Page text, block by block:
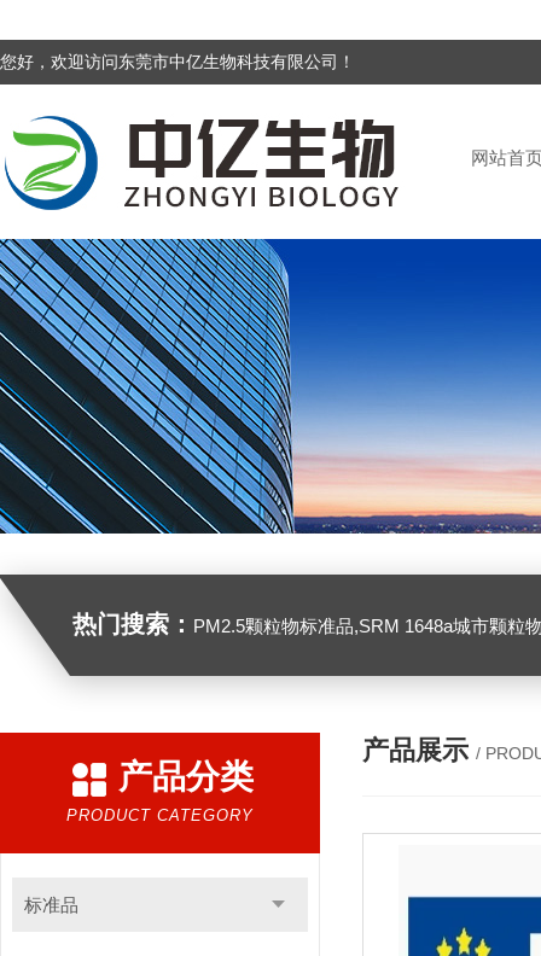
您好，欢迎访问东莞市中亿生物科技有限公司！
网站首
热门搜索： PM2.5颗粒物标准品,SRM 1648a城市颗粒物,SRM 1649B
产品分类
PRODUCT CATEGORY
标准品
产品展示 /